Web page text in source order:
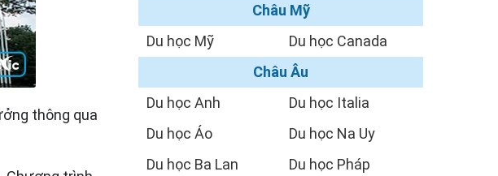
thông qua
Châu Mỹ
Du học Mỹ
Du học Canada
Châu Âu
Du học Anh
Du học Áo
Du học Ba Lan
Du học Italia
Du học Na Uy
Du học Pháp